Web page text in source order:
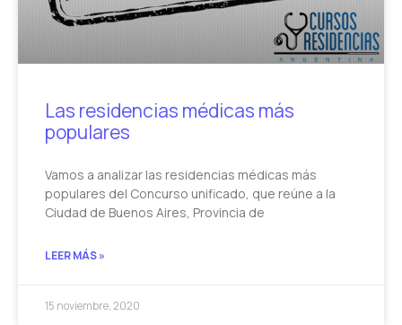
Las residencias médicas más
populares
Vamos a analizar las residencias médicas más
populares del Concurso unificado, que reúne a la
Ciudad de Buenos Aires, Provincia de
LEER MÁS »
15 noviembre, 2020